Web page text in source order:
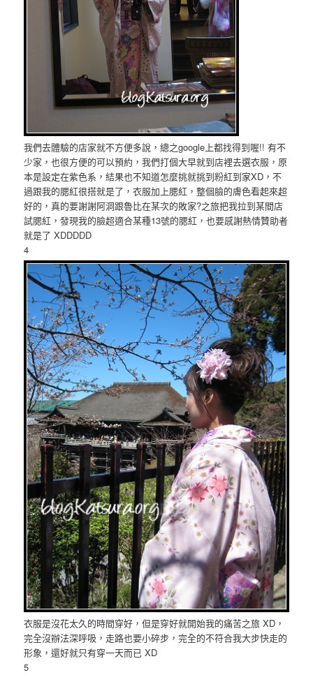
我們去體驗的店家就不方便多說，總之google上都找得到喔!! 有不
少家，也很方便的可以預約，我們打個大早就到店裡去選衣服，原
本是設定在紫色系，結果也不知道怎麼挑就挑到粉紅到家XD，不
過跟我的腮紅很搭就是了，衣服加上腮紅，整個臉的膚色看起來超
好的，真的要謝謝阿洞跟魯比在某次的敗家?之旅把我拉到某間店
試腮紅，發現我的臉超適合某種13號的腮紅，也要感謝熱情贊助者
就是了 XDDDDD
4
衣服是沒花太久的時間穿好，但是穿好就開始我的痛苦之旅 XD，
完全沒辦法深呼吸，走路也要小碎步，完全的不符合我大步快走的
形象，還好就只有穿一天而已 XD
5